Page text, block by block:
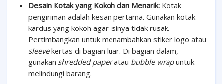
Desain Kotak yang Kokoh dan Menarik: Kotak
pengiriman adalah kesan pertama. Gunakan kotak
kardus yang kokoh agar isinya tidak rusak.
Pertimbangkan untuk menambahkan stiker logo atau
sleevekertas di bagian luar. Di bagian dalam,
gunakan shredded paperatau bubble wrapuntuk
melindungi barang.